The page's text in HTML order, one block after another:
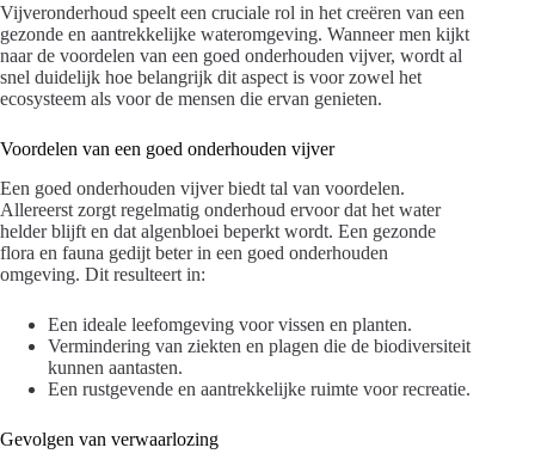
Vijveronderhoud speelt een cruciale rol in het creëren van een
gezonde en aantrekkelijke wateromgeving. Wanneer men kijkt
naar de voordelen van een goed onderhouden vijver, wordt al
snel duidelijk hoe belangrijk dit aspect is voor zowel het
ecosysteem als voor de mensen die ervan genieten.
Voordelen van een goed onderhouden vijver
Een goed onderhouden vijver biedt tal van voordelen.
Allereerst zorgt regelmatig onderhoud ervoor dat het water
helder blijft en dat algenbloei beperkt wordt. Een gezonde
flora en fauna gedijt beter in een goed onderhouden
omgeving. Dit resulteert in:
Een ideale leefomgeving voor vissen en planten.
Vermindering van ziekten en plagen die de biodiversiteit
kunnen aantasten.
Een rustgevende en aantrekkelijke ruimte voor recreatie.
Gevolgen van verwaarlozing